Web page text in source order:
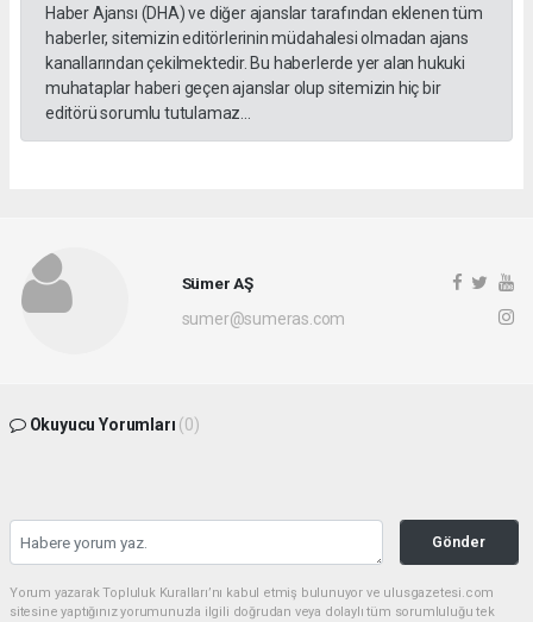
Haber Ajansı (DHA) ve diğer ajanslar tarafından eklenen tüm
haberler, sitemizin editörlerinin müdahalesi olmadan ajans
kanallarından çekilmektedir. Bu haberlerde yer alan hukuki
muhataplar haberi geçen ajanslar olup sitemizin hiç bir
editörü sorumlu tutulamaz...
Sümer AŞ
sumer@sumeras.com
Okuyucu Yorumları (0)
Gönder
Yorum yazarak Topluluk Kuralları’nı kabul etmiş bulunuyor ve ulusgazetesi.com
sitesine yaptığınız yorumunuzla ilgili doğrudan veya dolaylı tüm sorumluluğu tek